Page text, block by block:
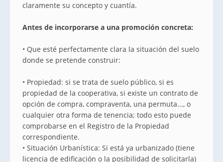
claramente su concepto y cuantía.
Antes de incorporarse a una promoción concreta:
• Que esté perfectamente clara la situación del suelo
donde se pretende construir:
• Propiedad: si se trata de suelo público, si es
propiedad de la cooperativa, si existe un contrato de
opción de compra, compraventa, una permuta..., o
cualquier otra forma de tenencia; todo esto puede
comprobarse en el Registro de la Propiedad
correspondiente.
• Situación Urbanística: Si está ya urbanizado (tiene
licencia de edificación o la posibilidad de solicitarla)